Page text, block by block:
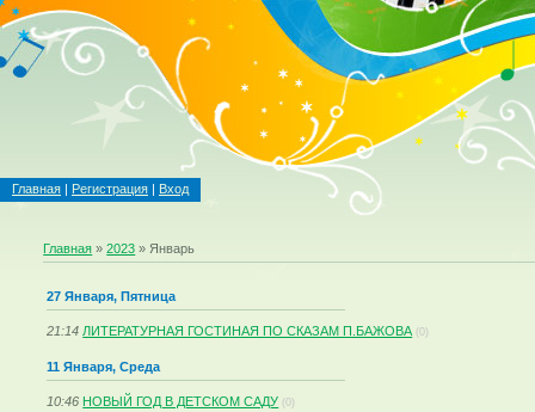
Главная | Регистрация | Вход
Главная »2023 » Январь
27 Января, Пятница
21:14 ЛИТЕРАТУРНАЯ ГОСТИНАЯ ПО СКАЗАМ П.БАЖОВА (0)
11 Января, Среда
10:46 НОВЫЙ ГОД В ДЕТСКОМ САДУ (0)